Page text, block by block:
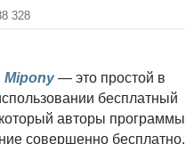
328
Mipony— это простой в
бесплатный
авторы программы
совершенно бесплатно.